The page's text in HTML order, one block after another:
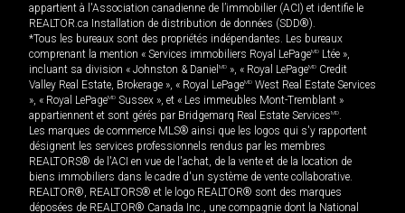
appartient à l'Association canadienne de l’immobilier (ACI) et identifie le
REALTOR.ca Installation de distribution de données (SDD®).
*Tous les bureaux sont des propriétés indépendantes. Les bureaux
comprenant la mention « Services immobiliers Royal LePageMD Ltée »,
incluant sa division « Johnston & Daniel MD », « Royal LePageMD Credit
Valley Real Estate, Brokerage », « Royal LePageMD West Real Estate Services
», « Royal LePageMD Sussex », et « Les immeubles Mont-Tremblant »
appartiennent et sont gérés par Bridgemarq Real Estate ServicesMD
Les marques de commerce MLS® ainsi que les logos qui s'y rapportent
désignent les services professionnels rendus par les membres
REALTORS® de l'ACI en vue de l'achat, de la vente et de la location de
biens immobiliers dans le cadre d'un système de vente collaborative.
REALTOR®, REALTORS® et le logo REALTOR® sont des marques
déposées de REALTOR® Canada Inc., une compagnie dont la National